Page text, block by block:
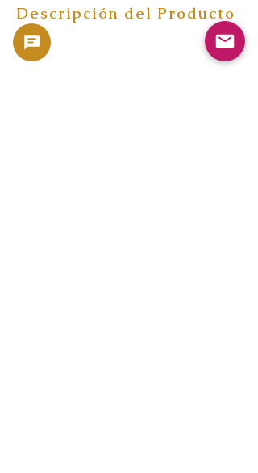
Descripción del Producto